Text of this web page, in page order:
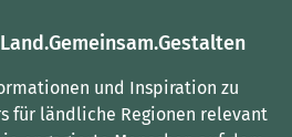
und Inspiration zu
für ländliche Regionen relevant